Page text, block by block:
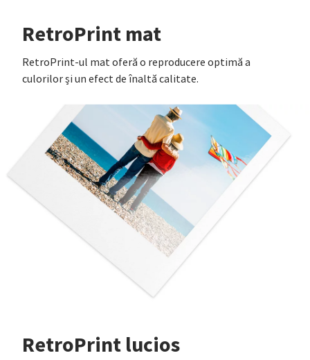
RetroPrint mat
RetroPrint-ul mat oferă o reproducere optimă a
culorilor și un efect de înaltă calitate.
RetroPrint lucios